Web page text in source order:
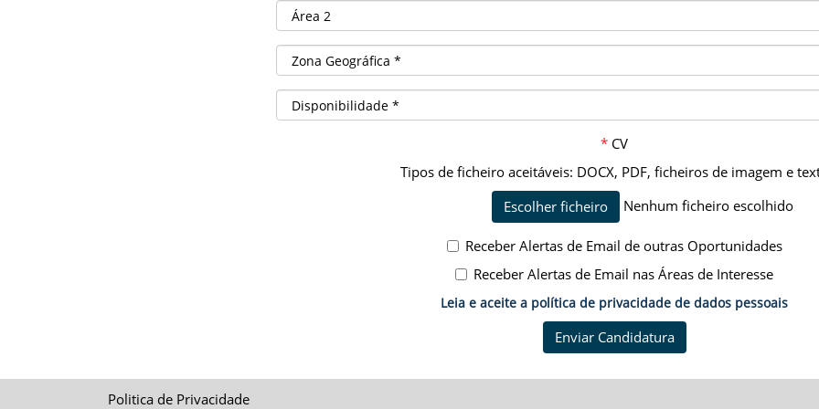
* CV
Tipos de ficheiro aceitáveis: DOCX, PDF, ficheiros de imagem e
Escolher ficheiro
Nenhum ficheiro escolhido
Receber Alertas de Email de outras Oportunidades
Receber Alertas de Email nas Áreas de Interesse
Leia e aceite a política de privacidade de dados pessoais
Enviar Candidatura
Politica de Privacidade